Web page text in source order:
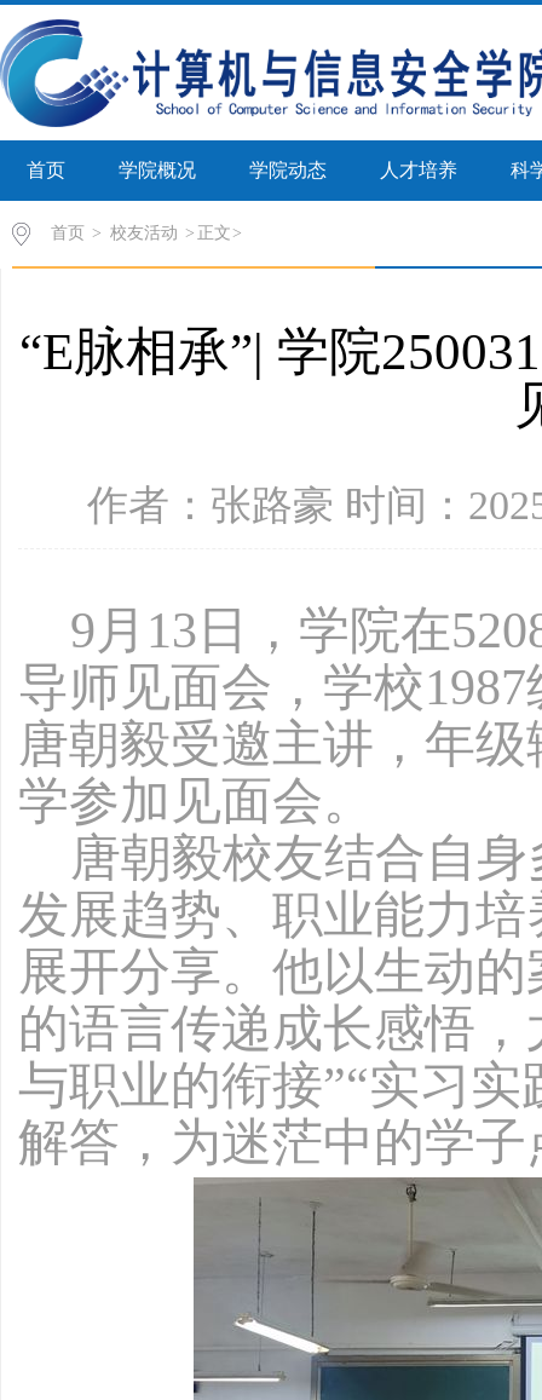
首页 学院概况 学院动态 人才培养 科
首页 > 校友活动 > 正文
“E脉相承”| 学院
作者：张路豪 时间：
9月13日，学院在520
导师见面会， 学校
唐朝毅受邀主讲， 年级
学参加见面会。
唐朝毅校友结合自
发展趋势、职业能力
展开分享。他以生动
的语言传递成长感悟
与职业的衔接”“实习
解答，为迷茫中的学